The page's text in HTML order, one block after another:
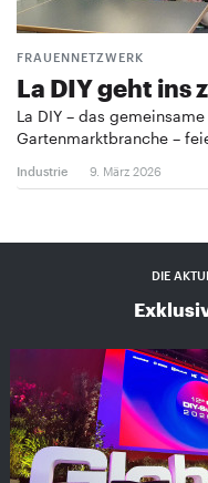
FRAUENNETZWERK
La DIY geht ins
La DIY – das
Gartenmarktbranche –
Industrie 9. März 2026
DIE